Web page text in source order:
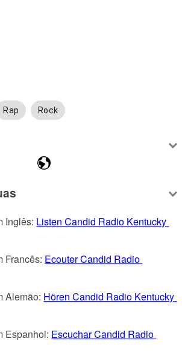
Rap Rock
Inglês: Listen Candid Radio Kentucky
Francês: Ecouter Candid Radio
Alemão: Hören Candid Radio Kentucky
Espanhol: Escuchar Candid Radio